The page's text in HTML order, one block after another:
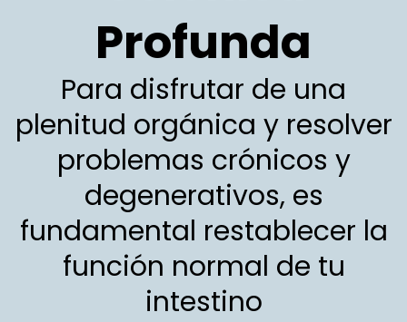
Profunda
Para disfrutar de una
plenitud orgánica y resolver
problemas crónicos y
degenerativos, es
fundamental restablecer la
función normal de tu
intestino